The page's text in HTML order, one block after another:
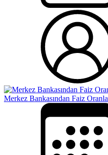
Merkez Bankasından Faiz